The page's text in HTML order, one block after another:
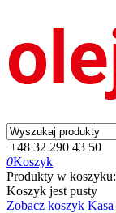
+48 32 290 43 50
0Koszyk
Produkty w koszyku:
Koszyk jest pusty
Zobacz koszyk Kasa